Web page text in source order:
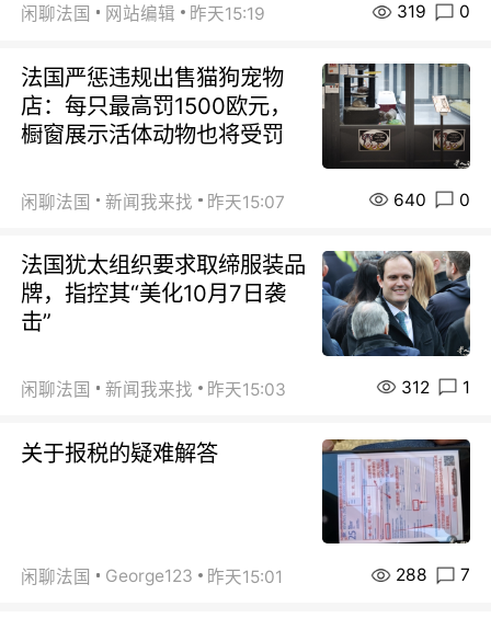
闲聊法国 网站编辑 昨天15:19 319 0
法国严惩违规出售猫狗宠物
店：每只最高罚1500欧元，
橱窗展示活体动物也将受罚
闲聊法国 新闻我来找 昨天15:07 640 0
法国犹太组织要求取缔服装品
牌，指控其“美化10月7日袭
击”
闲聊法国 新闻我来找 昨天15:03 312 1
关于报税的疑难解答
闲聊法国 George123 昨天15:01 288 7